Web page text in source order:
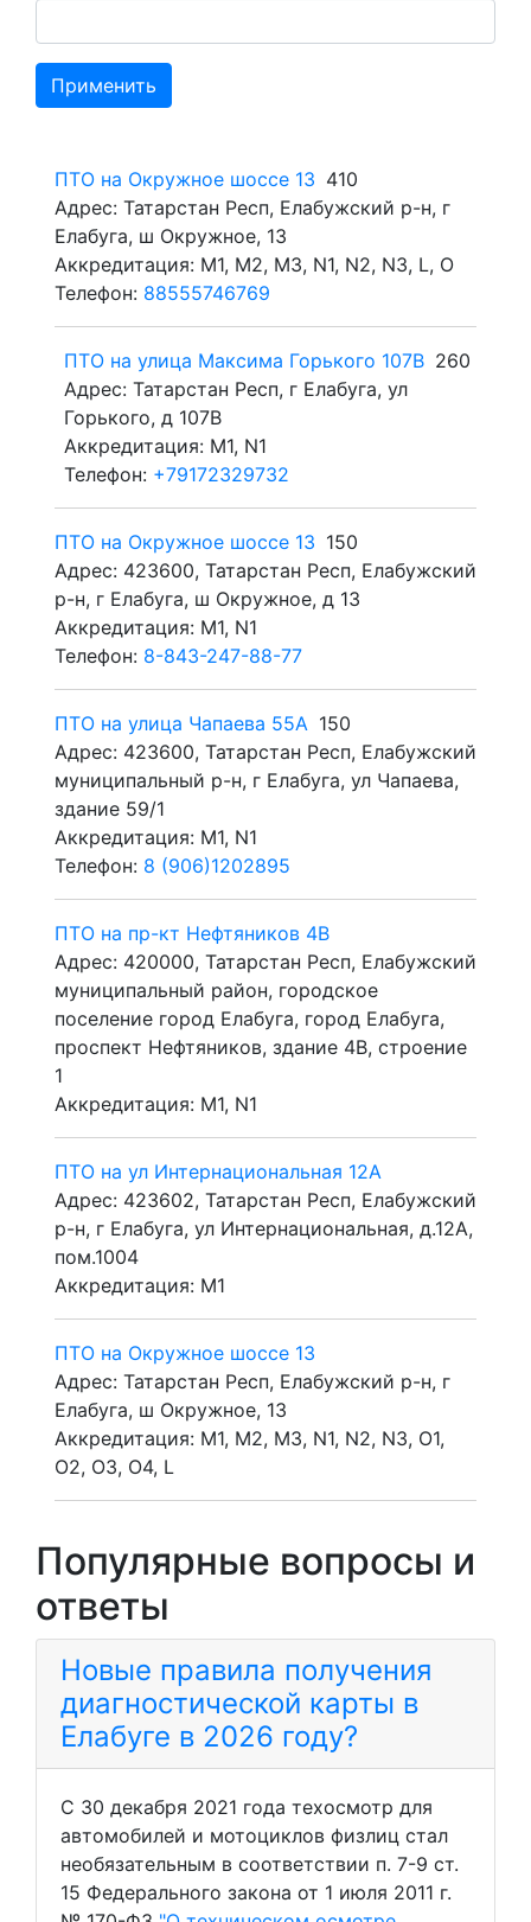
Применить
ПТО на Окружное шоссе 13 410
Адрес: Татарстан Респ, Елабужский р-н, г
Елабуга, ш Окружное, 13
Аккредитация: M1, M2, M3, N1, N2, N3, L, O
Телефон: 88555746769
ПТО на улица Максима Горького 107В 260
Адрес: Татарстан Респ, г Елабуга, ул
Горького, д 107В
Аккредитация: M1, N1
Телефон: +79172329732
ПТО на Окружное шоссе 13 150
Адрес: 423600, Татарстан Респ, Елабужский
р-н, г Елабуга, ш Окружное, д 13
Аккредитация: M1, N1
Телефон: 8-843-247-88-77
ПТО на улица Чапаева 55А 150
Адрес: 423600, Татарстан Респ, Елабужский
муниципальный р-н, г Елабуга, ул Чапаева,
здание 59/1
Аккредитация: M1, N1
Телефон: 8 (906)1202895
ПТО на пр-кт Нефтяников 4В
Адрес: 420000, Татарстан Респ, Елабужский
муниципальный район, городское
поселение город Елабуга, город Елабуга,
проспект Нефтяников, здание 4В, строение
1
Аккредитация: M1, N1
ПТО на ул Интернациональная 12А
Адрес: 423602, Татарстан Респ, Елабужский
р-н, г Елабуга, ул Интернациональная, д.12А,
пом.1004
Аккредитация: M1
ПТО на Окружное шоссе 13
Адрес: Татарстан Респ, Елабужский р-н, г
Елабуга, ш Окружное, 13
Аккредитация: M1, M2, M3, N1, N2, N3, O1,
O2, O3, O4, L
Популярные вопросы и
ответы
Новые правила получения
диагностической карты в
Елабуге в 2026 году?
С 30 декабря 2021 года техосмотр для
автомобилей и мотоциклов физлиц стал
необязательным в соответствии п. 7-9 ст.
15 Федерального закона от 1 июля 2011 г.